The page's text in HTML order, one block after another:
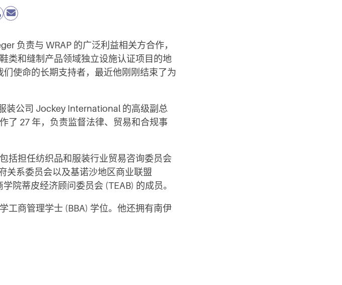
负责与 WRAP 的广泛利益相关方合作，
类和缝制产品领域独立设施认证项目的地
使命的长期支持者，最近他刚刚结束了为
装公司 Jockey International 的高级副总
了 27 年，负责监督法律、贸易和合规事
括担任纺织品和服装行业贸易咨询委员会
关系委员会以及基诺沙地区商业联盟
院蒂皮经济顾问委员会 (TEAB) 的成员。
工商管理学士 (BBA) 学位。他还拥有南伊